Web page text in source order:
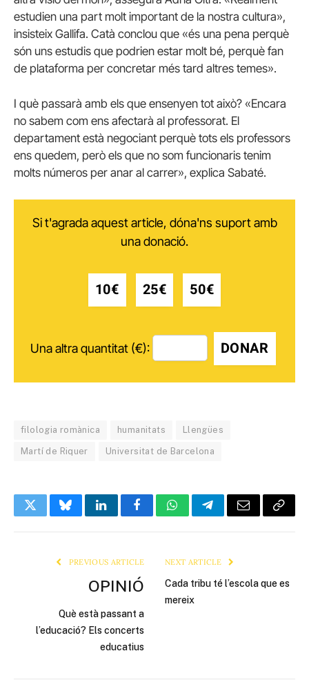
estudien una part molt important de la nostra cultura»,
insisteix Gallifa. Catà conclou que «és una pena perquè
són uns estudis que podrien estar molt bé, perquè fan
de plataforma per concretar més tard altres temes».
I què passarà amb els que ensenyen tot això? «Encara
no sabem com ens afectarà al professorat. El
departament està negociant perquè tots els professors
ens quedem, però els que no som funcionaris tenim
molts números per anar al carrer», explica Sabaté.
Si t'agrada aquest article, dóna'ns suport amb
una donació.
10€ 25€ 50€
Una altra quantitat (€): DONAR
filologia romànica humanitats Llengües
Martí de Riquer Universitat de Barcelona
TwitterBlueskyLinkedInFacebookWhatsAppTelegramEmail Copy
PREVIOUS ARTICLE
OPINIÓ
Què està passant a
l’educació? Els concerts
educatius
NEXT ARTICLE
Cada tribu té l’escola que es
mereix